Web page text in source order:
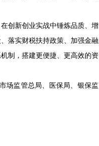
创新创业实战中锤炼品质、增
落实财税扶持政策、加强金融
制，搭建更便捷、更高效的资
场监管总局、医保局、银保监